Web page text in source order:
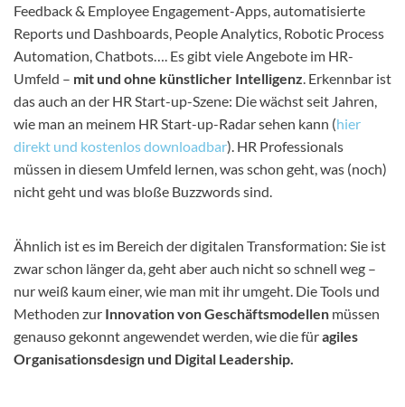
Feedback & Employee Engagement-Apps, automatisierte
Reports und Dashboards, People Analytics, Robotic Process
Automation, Chatbots…. Es gibt viele Angebote im HR-
Umfeld – mit und ohne künstlicher Intelligenz. Erkennbar ist
das auch an der HR Start-up-Szene: Die wächst seit Jahren,
wie man an meinem HR Start-up-Radar sehen kann (hier
direkt und kostenlos downloadbar). HR Professionals
müssen in diesem Umfeld lernen, was schon geht, was (noch)
nicht geht und was bloße Buzzwords sind.
Ähnlich ist es im Bereich der digitalen Transformation: Sie ist
zwar schon länger da, geht aber auch nicht so schnell weg –
nur weiß kaum einer, wie man mit ihr umgeht. Die Tools und
Methoden zur Innovation von Geschäftsmodellen müssen
genauso gekonnt angewendet werden, wie die füragiles
Organisationsdesign und Digital Leadership.